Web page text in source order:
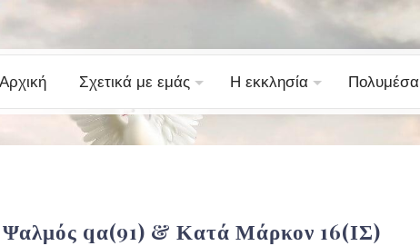
Αρχική Σχετικά με εμάς Η εκκλησία Πολυμέσα
qα(91) & Κατά Μάρκον 16(ΙΣ)